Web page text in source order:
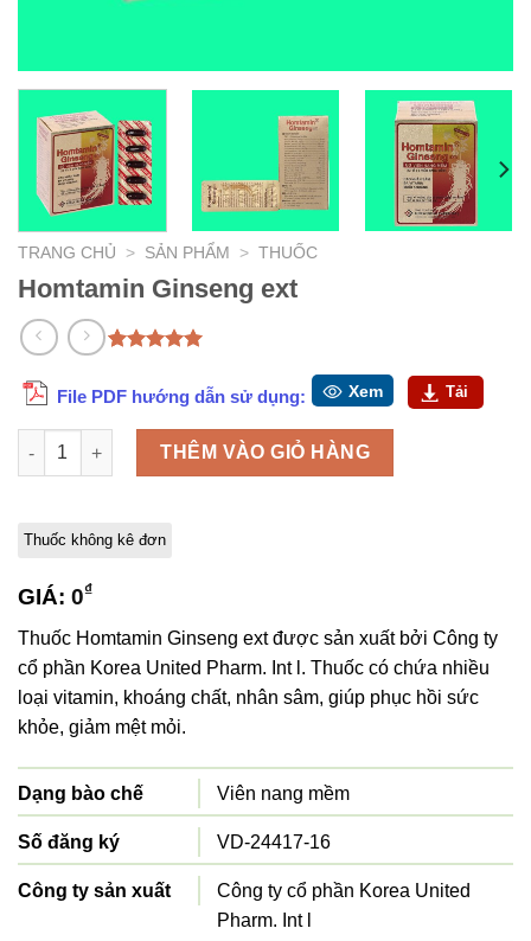
TRANG CHỦ > SẢN PHẨM > THUỐC
Homtamin Ginseng ext
Thuốc không kê đơn
dựa trên
đánh giá
GIÁ: 0₫
Thuốc Homtamin Ginseng ext được sản xuất bởi Công ty
cổ phần Korea United Pharm. Int l. Thuốc có chứa nhiều
loại vitamin, khoáng chất, nhân sâm, giúp phục hồi sức
khỏe, giảm mệt mỏi.
File PDF hướng dẫn sử dụng: Xem Tải
Dạng bào chế Viên nang mềm
Số đăng ký VD-24417-16
Công ty sản xuất
Công ty cổ phần Korea United
Pharm. Int l
Homtamin Ginseng ext số lượng
THÊM VÀO GIỎ HÀNG